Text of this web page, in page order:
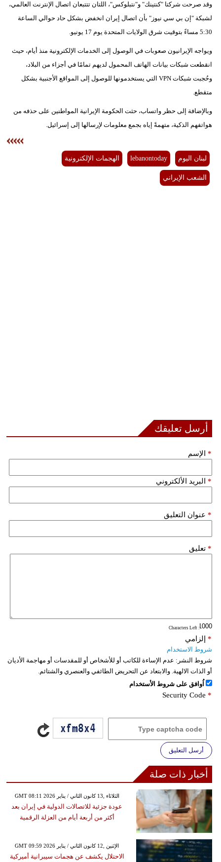
أبراج
سيارات
وقد صرحت شركتا "كنتينك" و"نتبلوكس"، اللتان تتتبعان اتصال الإنترنت العالمي،
لشبكة "إن بي سي نيوز" بأن اتصال إيران انخفض بشكل حاد حوالي الساعة
5:30 مساءً بتوقيت شرق الولايات المتحدة يوم 17 يونيو.
ويواجه الإيرانيون صعوبات في الوصول إلى الخدمات الإلكترونية منذ أيام، حيث
انقطعت شبكات بيانات الهاتف المحمول لديهم تمامًا في أجزاء من البلاد،
وحُجبت شبكات VPN التي يستخدمونها للوصول إلى المواقع الأجنبية بشكل
متقطع.
وبالإضافة إلى حظر واتساب، حثت الحكومة الإيرانية المواطنين على حذفه من
هواتفهم الذكية، متهمةً إياه بجمع معلومات لإرسالها إلى إسرائيل.
لبنان اليوم lebanontoday الهجمات الإلكترونية
الشعب الإيراني
أرسل تعليقك
الإسم *
البريد الألكتروني *
عنوان التعليق *
تعليق *
: Characters Left
إلزامي *
شروط الاستخدام
شروط النشر: عدم الإساءة للكاتب أو للأشخاص أو للمقدسات أو مهاجمة الأديان
أو الذات الالهية. والابتعاد عن التحريض الطائفي والعنصري والشتائم.
اُوافق على شروط الأستخدام
Security Code *
أرسل التعليق
أخبار ذات صلة
GMT 08:11 2026 الثلاثاء ,13 كانون الثاني / يناير
عودة جزئية للاتصالات الدولية في إيران بعد
أكثر من أربعة أيام من العزلة الرقمية
GMT 09:59 2026 الإثنين ,12 كانون الثاني / يناير
الاحتلال يكشف عن هجمات سيبرانية أميركية